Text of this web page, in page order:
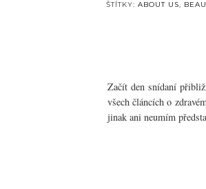
ŠTÍTKY: ABOUT US,
Začít den snídaní
všech článcích o
jinak ani neumím